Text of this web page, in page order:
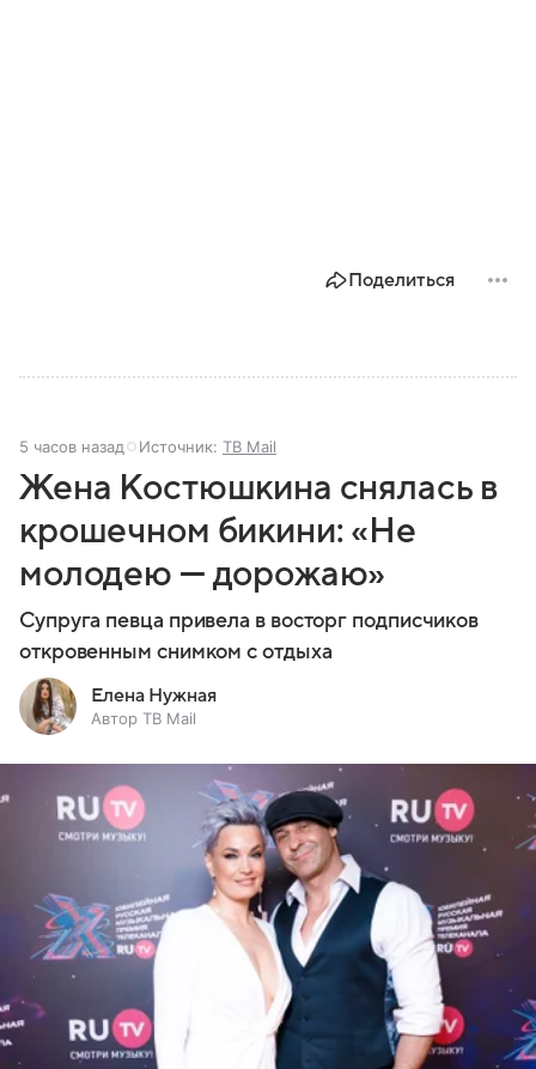
Поделиться
5 часов назад Источник: ТВ Mail
Жена Костюшкина снялась в
крошечном бикини: «Не
молодею — дорожаю»
Супруга певца привела в восторг подписчиков
откровенным снимком с отдыха
Елена Нужная
Автор ТВ Mail